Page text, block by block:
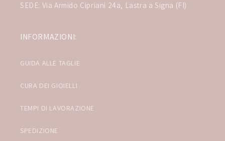
SEDE: Via Armido Cipriani 24a, Lastra a Signa (FI)
INFORMAZIONI:
GUIDA ALLE TAGLIE
CURA DEI GIOIELLI
TEMPI DI LAVORAZIONE
SPEDIZIONE